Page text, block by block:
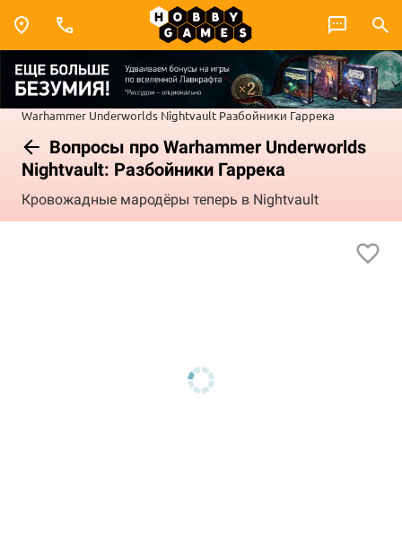
Warhammer Underworlds Nightvault Разбойники Гаррека
Вопросы про Warhammer Underworlds
Nightvault: Разбойники Гаррека
Кровожадные мародёры теперь в Nightvault